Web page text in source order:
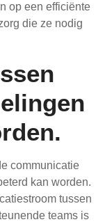
op een efficiënte
die ze nodig
communicatie
kan worden.
tussen
teams is